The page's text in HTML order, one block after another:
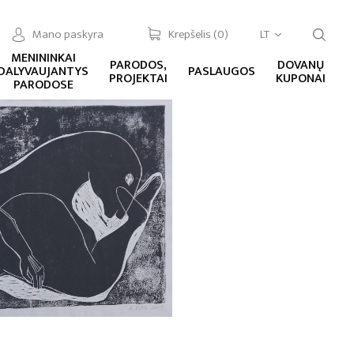
Mano paskyra Krepšelis (0) LT
MENININKAI
PARODOSE
PARODOS,
PROJEKTAI PASLAUGOS DOVANŲ
KUPONAI